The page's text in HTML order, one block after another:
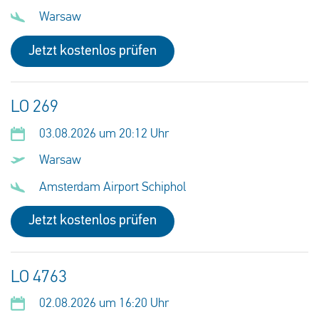
Warsaw
Jetzt kostenlos prüfen
LO 269
03.08.2026 um 20:12 Uhr
Warsaw
Amsterdam Airport Schiphol
Jetzt kostenlos prüfen
LO 4763
02.08.2026 um 16:20 Uhr